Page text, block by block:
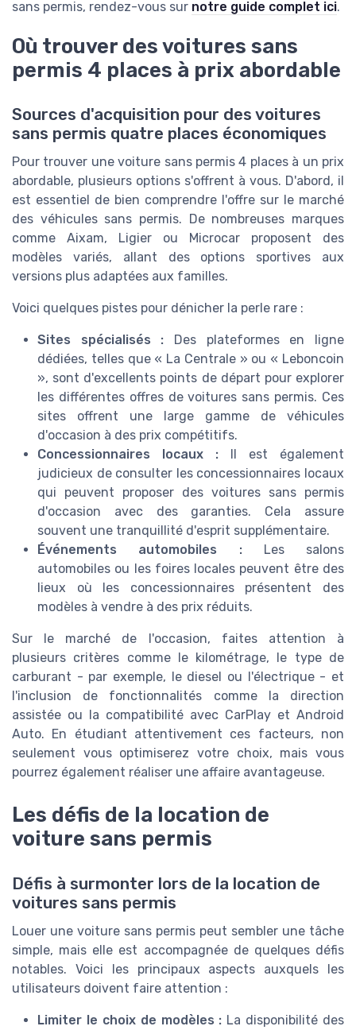
sans permis, rendez-vous sur notre guide complet ici.
Où trouver des voitures sans
permis 4 places à prix abordable
Sources d'acquisition pour des voitures
sans permis quatre places économiques
Pour trouver une voiture sans permis 4 places à un prix
abordable, plusieurs options s'offrent à vous. D'abord, il
est essentiel de bien comprendre l'offre sur le marché
des véhicules sans permis. De nombreuses marques
comme Aixam, Ligier ou Microcar proposent des
modèles variés, allant des options sportives aux
versions plus adaptées aux familles.
Voici quelques pistes pour dénicher la perle rare :
Sites spécialisés :
Des plateformes en ligne
dédiées, telles que « La Centrale » ou « Leboncoin
», sont d'excellents points de départ pour explorer
les différentes offres de voitures sans permis. Ces
sites offrent une large gamme de véhicules
d'occasion à des prix compétitifs.
Concessionnaires locaux :
Il est également
judicieux de consulter les concessionnaires locaux
qui peuvent proposer des voitures sans permis
d'occasion avec des garanties. Cela assure
souvent une tranquillité d'esprit supplémentaire.
Événements automobiles :
Les salons
automobiles ou les foires locales peuvent être des
lieux où les concessionnaires présentent des
modèles à vendre à des prix réduits.
Sur le marché de l'occasion, faites attention à
plusieurs critères comme le kilométrage, le type de
carburant - par exemple, le diesel ou l'électrique - et
l'inclusion de fonctionnalités comme la direction
assistée ou la compatibilité avec CarPlay et Android
Auto. En étudiant attentivement ces facteurs, non
seulement vous optimiserez votre choix, mais vous
pourrez également réaliser une affaire avantageuse.
Les défis de la location de
voiture sans permis
Défis à surmonter lors de la location de
voitures sans permis
Louer une voiture sans permis peut sembler une tâche
simple, mais elle est accompagnée de quelques défis
notables. Voici les principaux aspects auxquels les
utilisateurs doivent faire attention :
Limiter le choix de modèles : La disponibilité des